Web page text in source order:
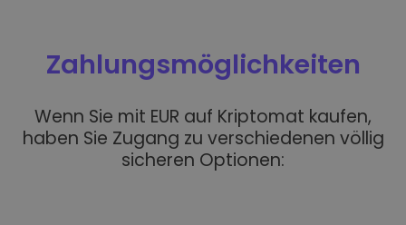
Zahlungsmöglichkeiten
Wenn Sie mit EUR auf Kriptomat kaufen,
haben Sie Zugang zu verschiedenen völlig
sicheren Optionen: